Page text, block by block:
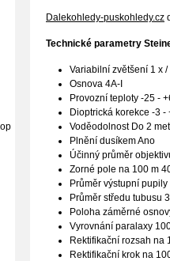
Dalekohledy-puskohledy.cz
Technické parametry
Variabilní zvětšení 1 x /
Osnova 4A-I
Provozní teploty -25 -
Dioptrická korekce -3 -
Voděodolnost Do 2
Plnění dusíkem Ano
Účinný průměr
Zorné pole na 100 m
Průměr výstupní
Průměr středu tubusu
Poloha záměrné
Vyrovnání paralaxy
Rektifikační rozsah na
Rektifikační krok na